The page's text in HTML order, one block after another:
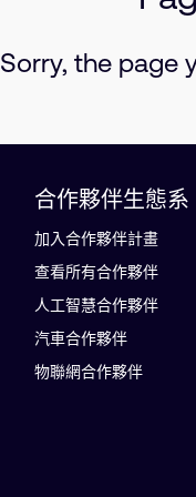
Sorry, the page
合作夥伴生態系
加入合作夥伴計畫
查看所有合作夥伴
人工智慧合作夥伴
汽車合作夥伴
物聯網合作夥伴